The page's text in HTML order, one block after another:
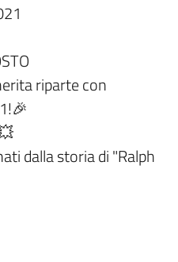
riparte con
dalla storia di "Ralph